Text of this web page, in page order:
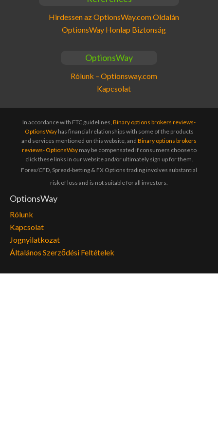
Hirdessen az OptionsWay.com Oldalán
OptionsWay Honlap Biztonság
OptionsWay
Rólunk – Optionsway.com
Kapcsolat
In accordance with FTC guidelines, Binary options brokers reviews-
OptionsWayhas financial relationships with some of the products
and services mentioned on this website, and Binary options brokers
reviews- OptionsWaymay be compensated if consumers choose to
click these links in our website and/or ultimately sign up for them.
Forex/CFD, Spread-betting & FX Options trading involves substantial
risk of loss and is not suitable for all investors.
OptionsWay
Rólunk
Kapcsolat
Jognyilatkozat
Általános Szerződési Feltételek